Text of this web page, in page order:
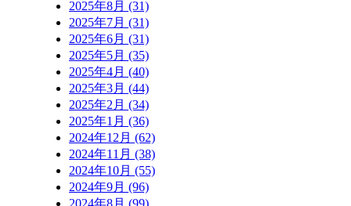
2025年8月 (31)
2025年7月 (31)
2025年6月 (31)
2025年5月 (35)
2025年4月 (40)
2025年3月 (44)
2025年2月 (34)
2025年1月 (36)
2024年12月 (62)
2024年11月 (38)
2024年10月 (55)
2024年9月 (96)
2024年8月 (99)